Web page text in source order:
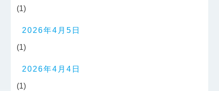
(1)
2026年4月5日
(1)
2026年4月4日
(1)